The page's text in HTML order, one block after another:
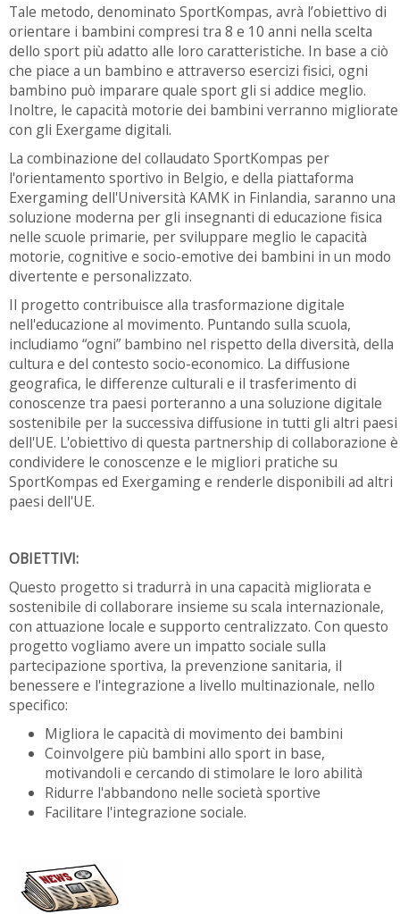
Tale metodo, denominato SportKompas, avrà l’obiettivo di
orientare i bambini compresi tra 8 e 10 anni nella scelta
dello sport più adatto alle loro caratteristiche. In base a ciò
che piace a un bambino e attraverso esercizi fisici, ogni
bambino può imparare quale sport gli si addice meglio.
Inoltre, le capacità motorie dei bambini verranno migliorate
con gli Exergame digitali.
La combinazione del collaudato SportKompas per
l'orientamento sportivo in Belgio, e della piattaforma
Exergaming dell'Università KAMK in Finlandia, saranno una
soluzione moderna per gli insegnanti di educazione fisica
nelle scuole primarie, per sviluppare meglio le capacità
motorie, cognitive e socio-emotive dei bambini in un modo
divertente e personalizzato.
Il progetto contribuisce alla trasformazione digitale
nell'educazione al movimento. Puntando sulla scuola,
includiamo “ogni” bambino nel rispetto della diversità, della
cultura e del contesto socio-economico. La diffusione
geografica, le differenze culturali e il trasferimento di
conoscenze tra paesi porteranno a una soluzione digitale
sostenibile per la successiva diffusione in tutti gli altri paesi
dell'UE. L'obiettivo di questa partnership di collaborazione è
condividere le conoscenze e le migliori pratiche su
SportKompas ed Exergaming e renderle disponibili ad altri
paesi dell'UE.
OBIETTIVI:
Questo progetto si tradurrà in una capacità migliorata e
sostenibile di collaborare insieme su scala internazionale,
con attuazione locale e supporto centralizzato. Con questo
progetto vogliamo avere un impatto sociale sulla
partecipazione sportiva, la prevenzione sanitaria, il
benessere e l'integrazione a livello multinazionale, nello
specifico:
Migliora le capacità di movimento dei bambini
Coinvolgere più bambini allo sport in base,
motivandoli e cercando di stimolare le loro abilità
Ridurre l'abbandono nelle società sportive
Facilitare l'integrazione sociale.